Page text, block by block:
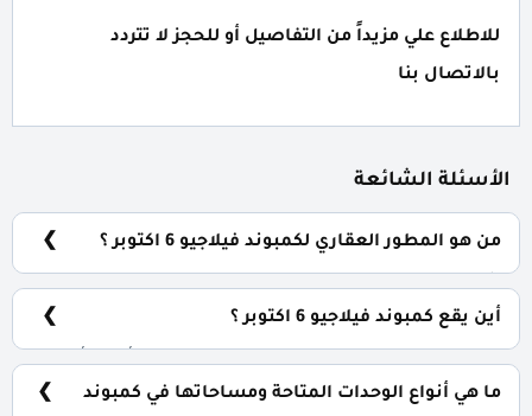
للاطلاع علي مزيداً من التفاصيل أو للحجز لا تتردد
بالاتصال بنا
الأسئلة الشائعة
من هو المطور العقاري لكمبوند فيلاجيو 6 اكتوبر ؟
أين يقع كمبوند فيلاجيو 6 اكتوبر ؟
تاوني هايد بارك بمساحة دقيقتين من نادي الجزيرة.
ما هي أنواع الوحدات المتاحة ومساحاتها في كمبوند